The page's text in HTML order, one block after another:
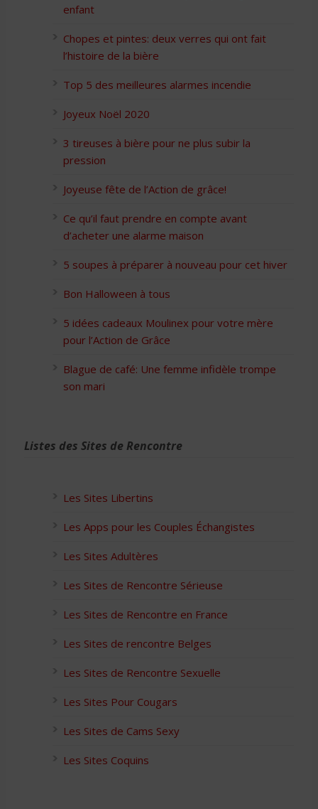
enfant
Chopes et pintes: deux verres qui ont fait
l’histoire de la bière
Top 5 des meilleures alarmes incendie
Joyeux Noël 2020
3 tireuses à bière pour ne plus subir la
pression
Joyeuse fête de l’Action de grâce!
Ce qu’il faut prendre en compte avant
d’acheter une alarme maison
5 soupes à préparer à nouveau pour cet hiver
Bon Halloween à tous
5 idées cadeaux Moulinex pour votre mère
pour l’Action de Grâce
Blague de café: Une femme infidèle trompe
son mari
Listes des Sites de Rencontre
Les Sites Libertins
Les Apps pour les Couples Échangistes
Les Sites Adultères
Les Sites de Rencontre Sérieuse
Les Sites de Rencontre en France
Les Sites de rencontre Belges
Les Sites de Rencontre Sexuelle
Les Sites Pour Cougars
Les Sites de Cams Sexy
Les Sites Coquins